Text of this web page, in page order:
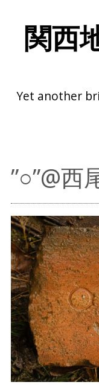
関西
Yet another
”○”@西